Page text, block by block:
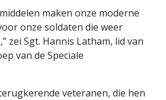
maken onze moderne
onze soldaten die weer
zei Sgt. Hannis Latham, lid van
van de Speciale
veteranen, die hen